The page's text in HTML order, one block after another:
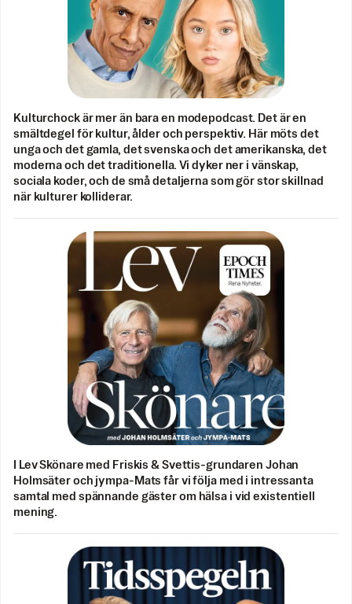
Kulturchock är mer än bara en modepodcast. Det är en
smältdegel för kultur, ålder och perspektiv. Här möts det
unga och det gamla, det svenska och det amerikanska, det
moderna och det traditionella. Vi dyker ner i vänskap,
sociala koder, och de små detaljerna som gör stor skillnad
när kulturer kolliderar.
I Lev Skönare med Friskis & Svettis-grundaren Johan
Holmsäter och jympa-Mats får vi följa med i intressanta
samtal med spännande gäster om hälsa i vid existentiell
mening.